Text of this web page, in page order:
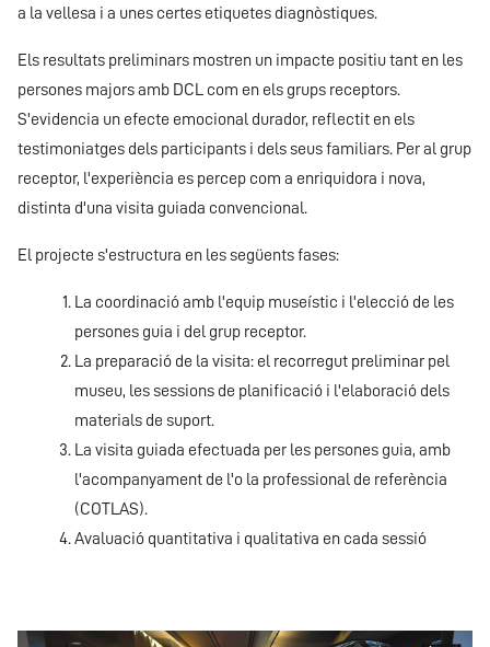
a la vellesa i a unes certes etiquetes diagnòstiques.
Els resultats preliminars mostren un impacte positiu tant en les
persones majors amb DCL com en els grups receptors.
S'evidencia un efecte emocional durador, reflectit en els
testimoniatges dels participants i dels seus familiars. Per al grup
receptor, l'experiència es percep com a enriquidora i nova,
distinta d'una visita guiada convencional.
El projecte s'estructura en les següents fases:
La coordinació amb l'equip museístic i l'elecció de les
persones guia i del grup receptor.
La preparació de la visita: el recorregut preliminar pel
museu, les sessions de planificació i l'elaboració dels
materials de suport.
La visita guiada efectuada per les persones guia, amb
l'acompanyament de l'o la professional de referència
(COTLAS).
Avaluació quantitativa i qualitativa en cada sessió